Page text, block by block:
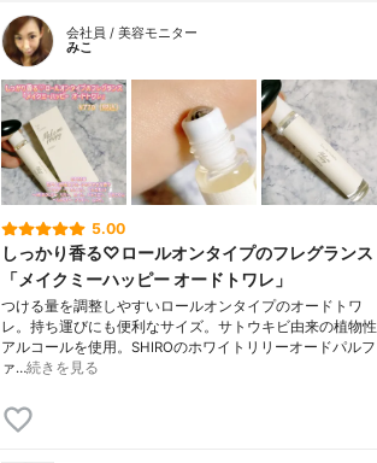
会社員 / 美容モニター
みこ
5.00
しっかり香る♡ロールオンタイプのフレグランス
「メイクミーハッピー オードトワレ」
つける量を調整しやすいロールオンタイプのオードトワ
レ。持ち運びにも便利なサイズ。サトウキビ由来の植物性
アルコールを使用。SHIROのホワイトリリーオードパルフ
ァ…続きを見る